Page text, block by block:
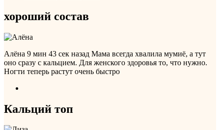
хороший состав
Алёна 9 мин 43 сек назад Мама всегда хвалила мумиё, а тут
оно сразу с кальцием. Для женского здоровья то, что нужно.
Ногти теперь растут очень быстро
Кальций топ